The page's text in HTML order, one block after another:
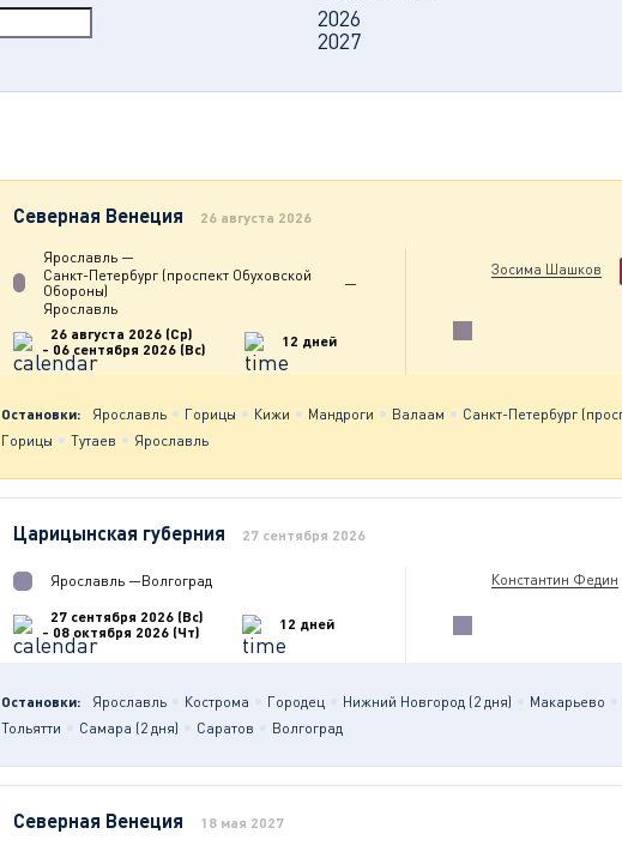
2026
2027
Северная Венеция 26 августа 2026
Ярославль —
Санкт-Петербург (проспект Обуховской
Обороны)
—
Ярославль
26 августа 2026 (Ср)
- 06 сентября 2026 (Вс)
12 дней
Зосима Шашков
Остановки: Ярославль Горицы Кижи Мандроги Валаам Санкт-Петербург
Горицы
Тутаев Ярославль
Царицынская губерния 27 сентября 2026
Ярославль —Волгоград
27 сентября 2026 (Вс)
- 08 октября 2026 (Чт)
12 дней
Константин Федин
Остановки: Ярославль Кострома Городец Нижний Новгород (2 дня) Макарьево
Тольятти
Самара (2 дня) Саратов Волгоград
Северная Венеция 18 мая 2027